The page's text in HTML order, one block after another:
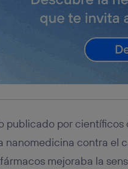
publicado por científicos
nanomedicina contra el
mejoraba la